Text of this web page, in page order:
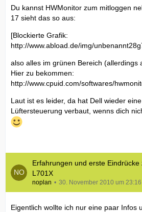
Du kannst HWMonitor zum mitloggen
17 sieht das so aus:
[Blockierte Grafik:
http://www.abload.de/img/
also alles im grünen Bereich (allerdings
Hier zu bekommen:
http://www.cpuid.com/softwares/
Laut ist es leider, da hat Dell wieder
Lüftersteuerung verbaut, wenns dich
Erfahrungen und erste Eindrücke
L701X
noplan 30. November 2010 um 23:16
Eigentlich wollte ich nur eine paar Infos